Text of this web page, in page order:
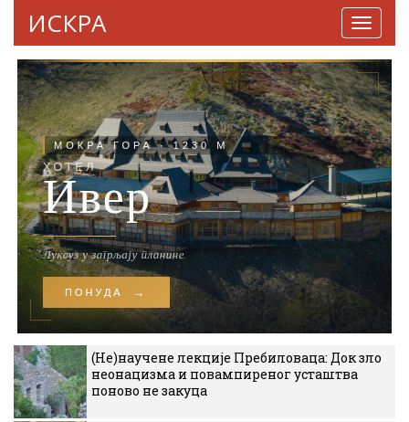
ИСКРА
(Не)научене лекције Пребиловаца: Док зло
неонацизма и повампиреног усташтва
поново не закуца